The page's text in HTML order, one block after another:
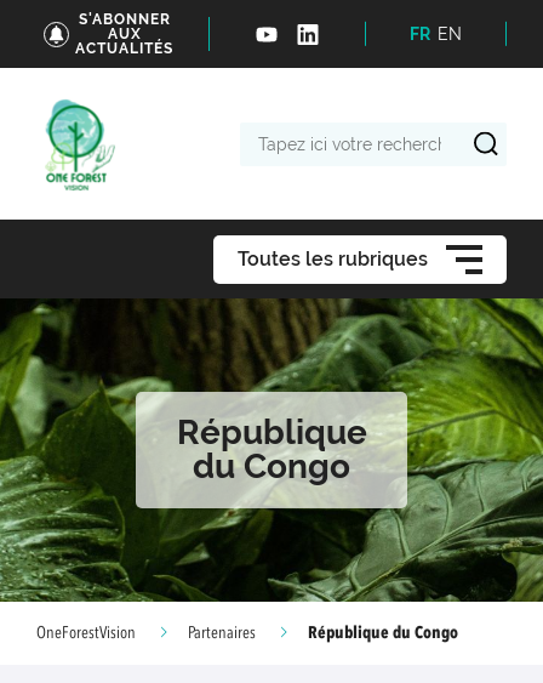
S'ABONNER
AUX
ACTUALITÉS
FR EN
Toutes les rubriques
République
du Congo
OneForestVision Partenaires République du Congo